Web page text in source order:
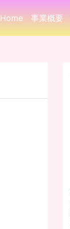
Home 事業概要